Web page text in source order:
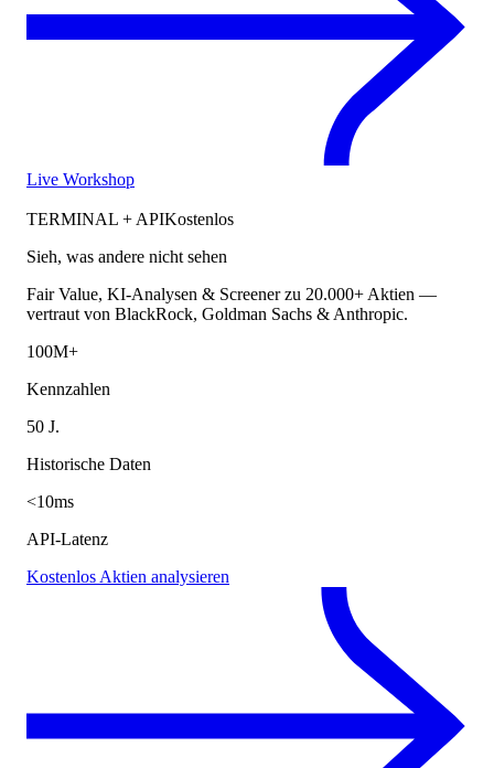
Live Workshop
TERMINAL + APIKostenlos
Sieh, was andere nicht sehen
Fair Value, KI-Analysen & Screener zu 20.000+ Aktien —
vertraut von BlackRock, Goldman Sachs & Anthropic.
100M+
Kennzahlen
50 J.
Historische Daten
<10ms
API-Latenz
Kostenlos Aktien analysieren